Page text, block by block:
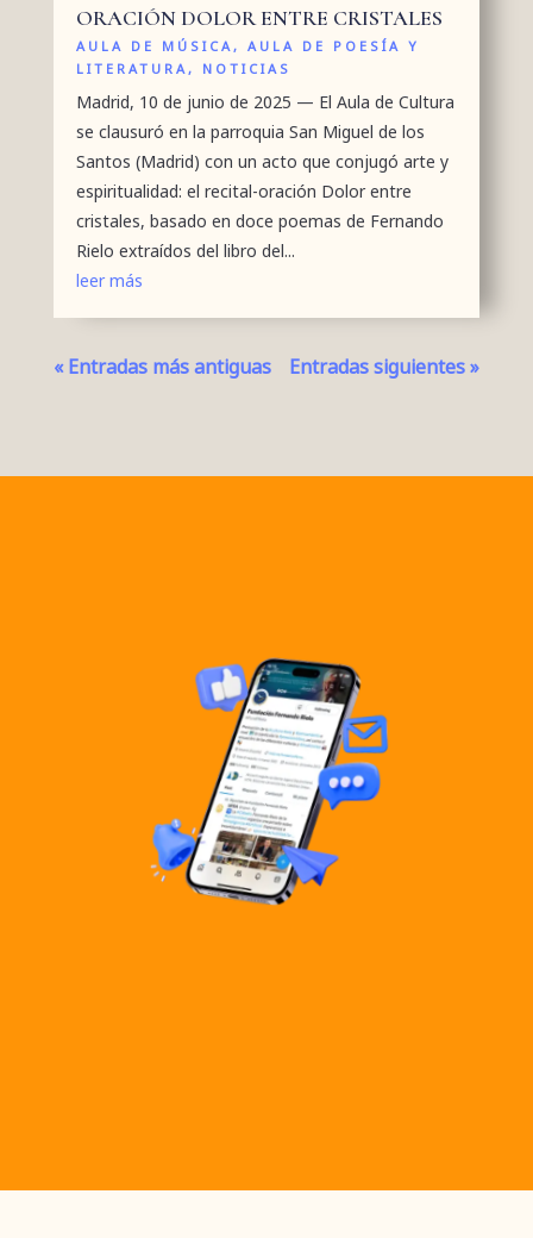
ORACIÓN DOLOR ENTRE CRISTALES
AULA DE MÚSICA, AULA DE POESÍA Y
LITERATURA, NOTICIAS
Madrid, 10 de junio de 2025 — El Aula de Cultura
se clausuró en la parroquia San Miguel de los
Santos (Madrid) con un acto que conjugó arte y
espiritualidad: el recital-oración Dolor entre
cristales, basado en doce poemas de Fernando
Rielo extraídos del libro del...
leer más
« Entradas más antiguas Entradas siguientes »